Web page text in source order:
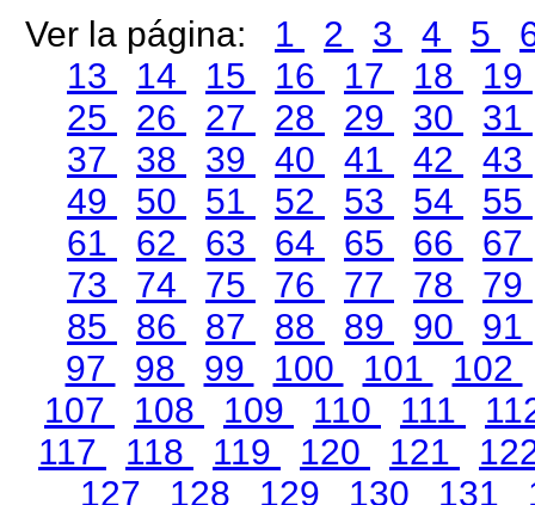
Ver la página: 1 2 3 4 5
13
14 15 16 17 18
19
25
26 27 28 29 30
31
37
38 39 40 41 42
43
49
50 51 52 53 54
55
61
62 63 64 65 66
67
73
74 75 76 77 78
79
85
86 87 88 89 90
91
97
98 99 100 101
102
107
108 109 110 111
117
118 119 120 121
127
128 129 130 131